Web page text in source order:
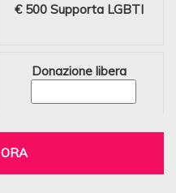
€ 500 Supporta LGBTI
Donazione libera